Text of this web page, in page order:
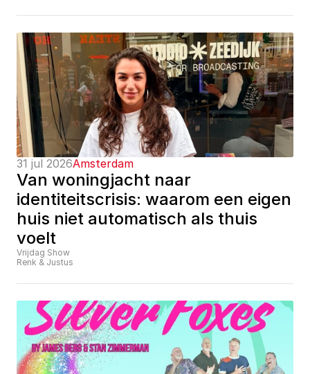
31 jul 2026Amsterdam
Van woningjacht naar
identiteitscrisis: waarom een eigen
huis niet automatisch als thuis
voelt
Vrijdag Show
Renk & Justus